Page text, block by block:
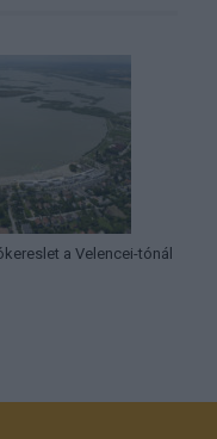
a Velencei-tónál